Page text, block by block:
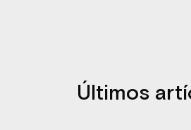
Últimos